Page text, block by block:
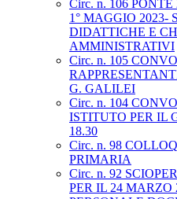
Circ. n. 106
1° MAGGIO 2023-
DIDATTICHE E
AMMINISTRATIVI
Circ. n. 105
G. GALILEI
Circ. n. 104
ISTITUTO PER IL
18.30
Circ. n. 98
PRIMARIA
Circ. n. 92
PER IL 24 MARZO